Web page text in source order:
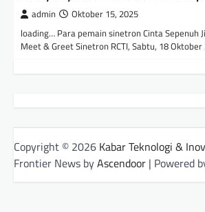
admin Oktober 15, 2025
loading… Para pemain sinetron Cinta Sepenuh
Meet & Greet Sinetron RCTI, Sabtu, 18
Copyright © 2026 Kabar Teknologi &
Frontier News byAscendoor | Powered